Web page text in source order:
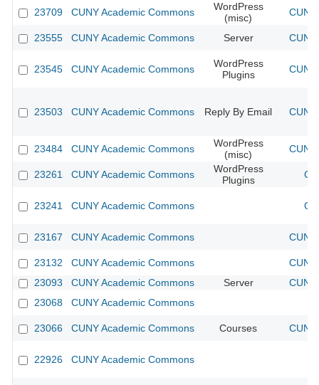
23709 CUNY Academic Commons
WordPress
(misc)
23555 CUNY Academic Commons Server
23545 CUNY Academic Commons
WordPress
Plugins
23503 CUNY Academic Commons Reply By Email
23484 CUNY Academic Commons
WordPress
(misc)
23261 CUNY Academic Commons
WordPress
Plugins
23241 CUNY Academic Commons
23167 CUNY Academic Commons
23132 CUNY Academic Commons
23093
CUNY Academic Commons Server
23068
CUNY Academic Commons
23066 CUNY Academic Commons Courses
22926 CUNY Academic Commons